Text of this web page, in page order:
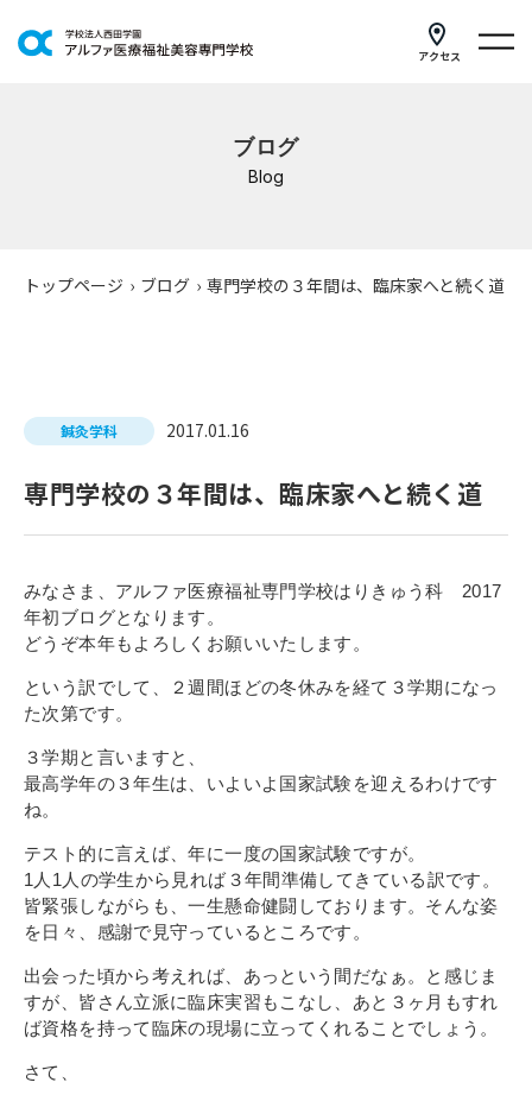
アクセス
研修・講座
公共職業訓練
よくあるご質問
卒業生の皆さまへ
新着情報
ブログ
コラム
お問い合わせ
資料請求
インターネット出願
教職員採用情報
その他
ブログ
Blog
トップページ › ブログ › 専門学校の３年間は、臨床家へと続く道
鍼灸学科 2017.01.16
専門学校の３年間は、臨床家へと続く道
みなさま、アルファ医療福祉専門学校はりきゅう科 2017
年初ブログとなります。
どうぞ本年もよろしくお願いいたします。
という訳でして、２週間ほどの冬休みを経て３学期になっ
た次第です。
３学期と言いますと、
最高学年の３年生は、いよいよ国家試験を迎えるわけです
ね。
テスト的に言えば、年に一度の国家試験ですが。
1人1人の学生から見れば３年間準備してきている訳です。
皆緊張しながらも、一生懸命健闘しております。そんな姿
を日々、感謝で見守っているところです。
出会った頃から考えれば、あっという間だなぁ。と感じま
すが、皆さん立派に臨床実習もこなし、あと３ヶ月もすれ
ば資格を持って臨床の現場に立ってくれることでしょう。
さて、